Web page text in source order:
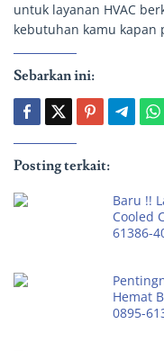
untuk layanan HVAC
kebutuhan kamu kapan
Sebarkan ini:
Posting terkait:
Baru !!
Cooled
61386-
Hemat
0895-